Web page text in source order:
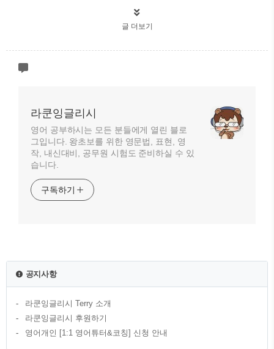
글 더보기
라쿤잉글리시
영어 공부하시는 모든 분들에게 열린 블로
그입니다. 왕초보를 위한 영문법, 표현, 영
작, 내신대비, 공무원 시험도 준비하실 수 있
습니다.
구독하기
공지사항
라쿤잉글리시 Terry 소개
라쿤잉글리시 후원하기
영어개인 [1:1 영어튜터&코칭] 신청 안내